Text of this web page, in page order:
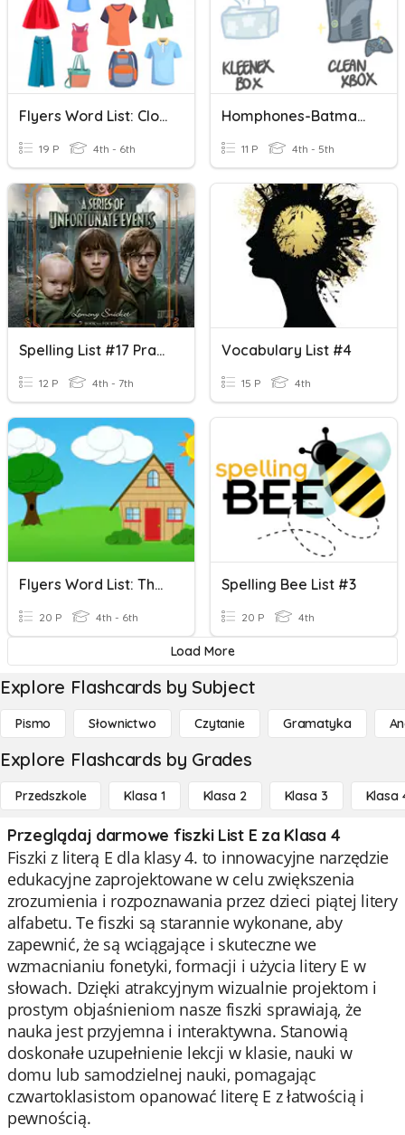
Flyers Word List: Clothes & Colours
19 P 4th - 6th
Homphones-Batman List
11 P 4th - 5th
Spelling List #17 Practice
12 P 4th - 7th
Vocabulary List #4
15 P 4th
Flyers Word List: The Home
20 P 4th - 6th
Spelling Bee List #3
20 P 4th
Load More
Explore Flashcards by Subject
Pismo Słownictwo Czytanie Gramatyka
Explore Flashcards by Grades
Przedszkole Klasa 1 Klasa 2 Klasa 3 Klasa
Przeglądaj darmowe fiszki List E za Klasa 4
Fiszki z literą E dla klasy 4. to innowacyjne narzędzie
edukacyjne zaprojektowane w celu zwiększenia
zrozumienia i rozpoznawania przez dzieci piątej litery
alfabetu. Te fiszki są starannie wykonane, aby
zapewnić, że są wciągające i skuteczne we
wzmacnianiu fonetyki, formacji i użycia litery E w
słowach. Dzięki atrakcyjnym wizualnie projektom i
prostym objaśnieniom nasze fiszki sprawiają, że
nauka jest przyjemna i interaktywna. Stanowią
doskonałe uzupełnienie lekcji w klasie, nauki w
domu lub samodzielnej nauki, pomagając
czwartoklasistom opanować literę E z łatwością i
pewnością.